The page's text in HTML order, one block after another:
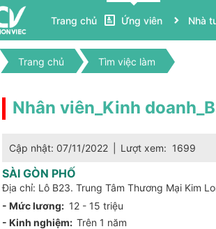
Trang chủ Ứng viên Nhà
Trang chủ Tìm việc làm
Nhân viên_Kinh
Cập nhật: 07/11/2022 Lượt xem: 1699
SÀI GÒN PHỐ
Địa chỉ: Lô B23. Trung Tâm Thương Mại Kim
- Mức lương: 12 - 15 triệu
- Kinh nghiệm: Trên 1 năm